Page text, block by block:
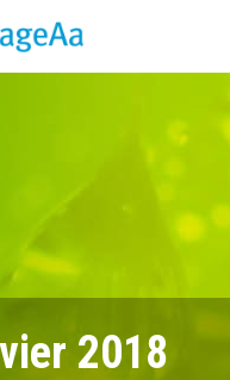
2018